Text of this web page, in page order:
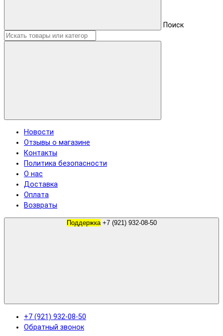
Поиск
Новости
Отзывы о магазине
Контакты
Политика безопасности
О нас
Доставка
Оплата
Возвраты
Поддержка +7 (921) 932-08-50
+7 (921) 932-08-50
Обратный звонок